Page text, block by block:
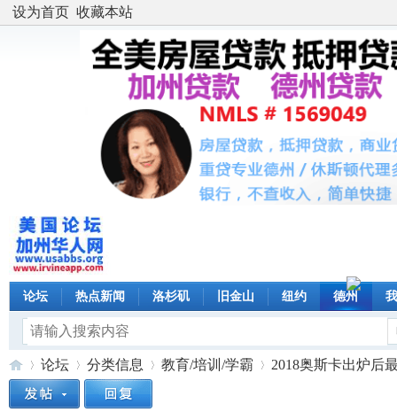
设为首页 收藏本站
论坛 热点新闻 洛杉矶 旧金山 纽约 德州
论坛 分类信息 教育/培训/学霸 2018奥斯卡出炉后